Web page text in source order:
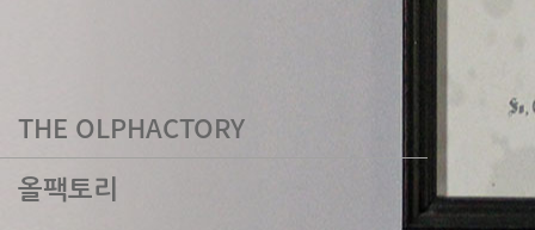
THE OLPHACTORY
올팩토리